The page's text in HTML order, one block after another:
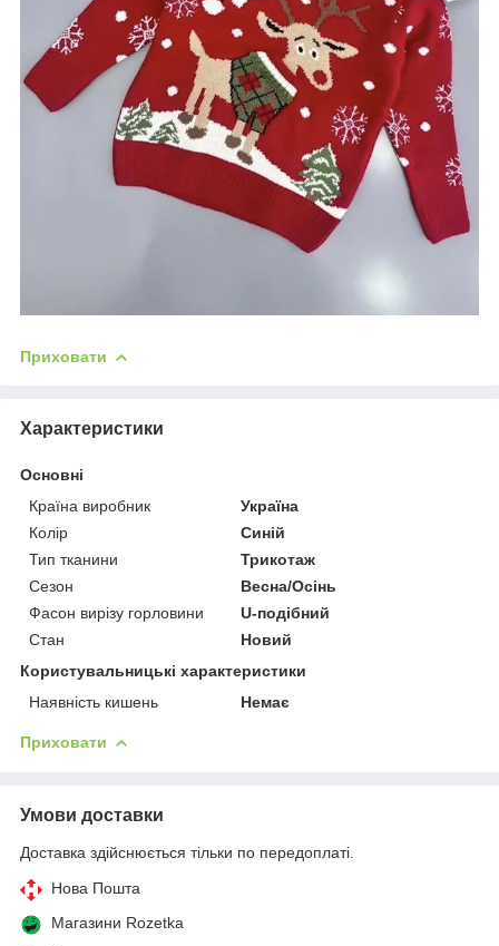
Приховати
Характеристики
Основні
Країна виробник
Україна
Колір
Синій
Тип тканини
Трикотаж
Сезон
Весна/Осінь
Фасон вирізу горловини
U-подібний
Стан
Новий
Користувальницькі характеристики
Наявність кишень
Немає
Приховати
Умови доставки
Доставка здійснюється тільки по передоплаті.
Нова Пошта
Магазини Rozetka